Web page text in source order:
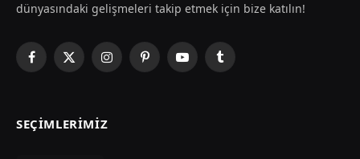
dünyasındaki gelişmeleri takip etmek için bize katılın!
Facebook
X
InstagramPinterestYouTubeTumblr
SEÇIMLERIMIZ